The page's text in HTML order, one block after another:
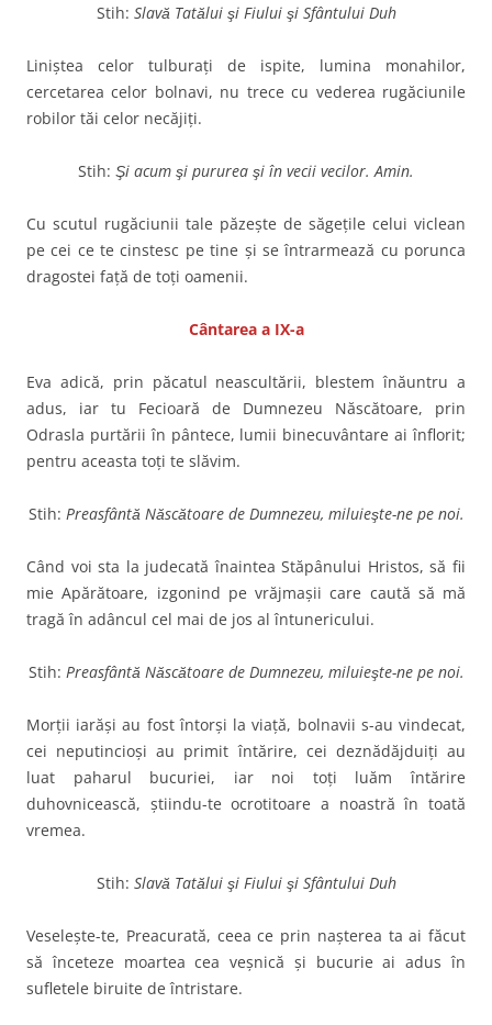
Stih: Slavă Tatălui şi Fiului şi Sfântului Duh
Liniştea celor tulburaţi de ispite, lumina monahilor,
cercetarea celor bolnavi, nu trece cu vederea rugăciunile
robilor tăi celor necăjiţi.
Stih: Şi acum şi pururea şi în vecii vecilor. Amin.
Cu scutul rugăciunii tale păzeşte de săgeţile celui viclean
pe cei ce te cinstesc pe tine şi se întrarmează cu porunca
dragostei faţă de toţi oamenii.
Cântarea a IX-a
Eva adică, prin păcatul neascultării, blestem înăuntru a
adus, iar tu Fecioară de Dumnezeu Născătoare, prin
Odrasla purtării în pântece, lumii binecuvântare ai înflorit;
pentru aceasta toţi te slăvim.
Stih: Preasfântă Născătoare de Dumnezeu, miluieşte-ne pe noi.
Când voi sta la judecată înaintea Stăpânului Hristos, să fii
mie Apărătoare, izgonind pe vrăjmaşii care caută să mă
tragă în adâncul cel mai de jos al întunericului.
Stih: Preasfântă Născătoare de Dumnezeu, miluieşte-ne pe noi.
Morţii iarăşi au fost întorşi la viaţă, bolnavii s-au vindecat,
cei neputincioşi au primit întărire, cei deznădăjduiţi au
luat paharul bucuriei, iar noi toţi luăm întărire
duhovnicească, ştiindu-te ocrotitoare a noastră în toată
vremea.
Stih: Slavă Tatălui şi Fiului şi Sfântului Duh
Veseleşte-te, Preacurată, ceea ce prin naşterea ta ai făcut
să înceteze moartea cea veşnică şi bucurie ai adus în
sufletele biruite de întristare.